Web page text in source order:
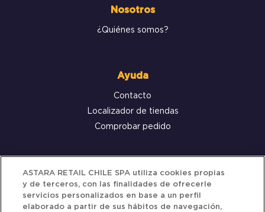
Nosotros
¿Quiénes somos?
Ayuda
Contacto
Localizador de tiendas
Comprobar pedido
Servicio al cliente
Términos y Condiciones
Política de privacidad
ASTARA RETAIL CHILE SPA utiliza cookies propias
y de terceros, con las finalidades de ofrecerle
servicios personalizados en base a un perfil
elaborado a partir de sus hábitos de navegación,